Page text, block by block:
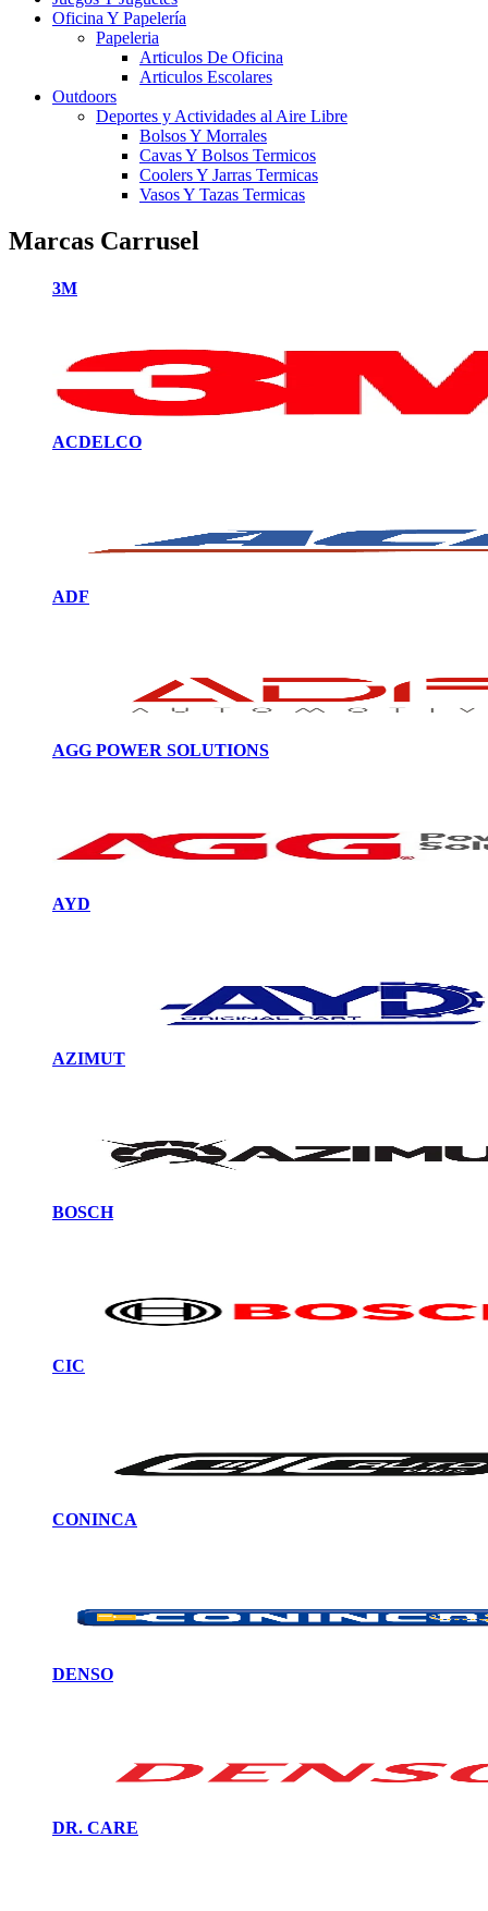
Oficina Y Papelería
Papeleria
Articulos De Oficina
Articulos Escolares
Outdoors
Deportes y Actividades al Aire Libre
Bolsos Y Morrales
Cavas Y Bolsos Termicos
Coolers Y Jarras Termicas
Vasos Y Tazas Termicas
Marcas Carrusel
3M
ACDELCO
ADF
AGG POWER SOLUTIONS
AYD
AZIMUT
BOSCH
CIC
CONINCA
DENSO
DR. CARE